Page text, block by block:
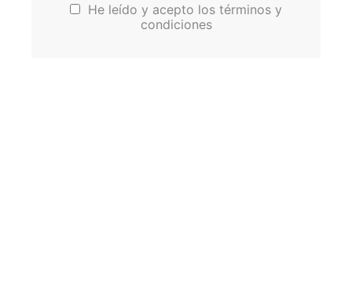
He leído y acepto los términos y
condiciones